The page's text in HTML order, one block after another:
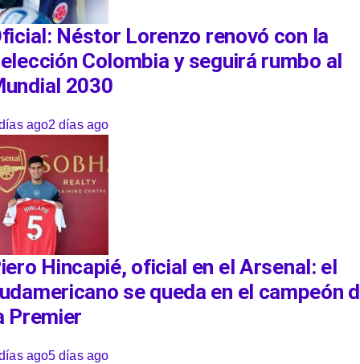
Néstor Lorenzo renovó con la
Colombia y seguirá rumbo al
2030
ago2 días ago
Hincapié, oficial en el Arsenal: el
se queda en el campeón
Premier
ago5 días ago